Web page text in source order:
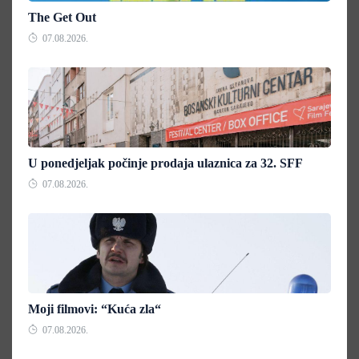
The Get Out
07.08.2026.
U ponedjeljak počinje prodaja ulaznica za 32. SFF
07.08.2026.
Moji filmovi: “Kuća zla“
07.08.2026.